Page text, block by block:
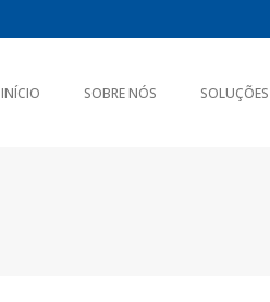
INÍCIO SOBRE NÓS SOLUÇÕES